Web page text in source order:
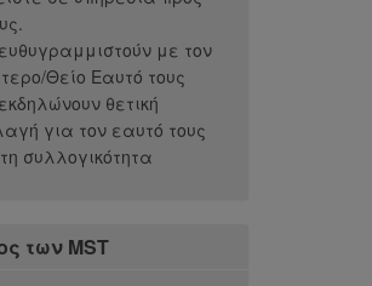
με τον
Θείο Εαυτό τους
θετική
για τον εαυτό τους
συλλογικότητα
των MST